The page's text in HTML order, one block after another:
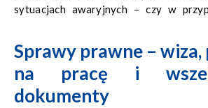
sytuacjach awaryjnych – czy w
innymi bliskimi krewnymi? Jeśli jesteś
uwagę wpływ, jaki może mieć na niego
wypadek, gdyby Twój partner nie
Tobą.
Sprawy prawne –
na pracę i
dokumenty